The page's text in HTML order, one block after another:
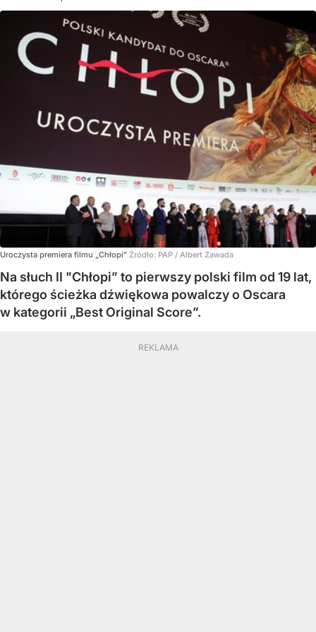
Uroczysta premiera filmu „Chłopi” Źródło: PAP / Albert Zawada
Na słuch II "Chłopi” to pierwszy polski film od 19 lat,
którego ścieżka dźwiękowa powalczy o Oscara
w kategorii „Best Original Score”.